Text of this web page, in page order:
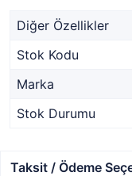
Diğer Özellikler
Stok Kodu
Marka
Stok Durumu
Taksit / Ödeme